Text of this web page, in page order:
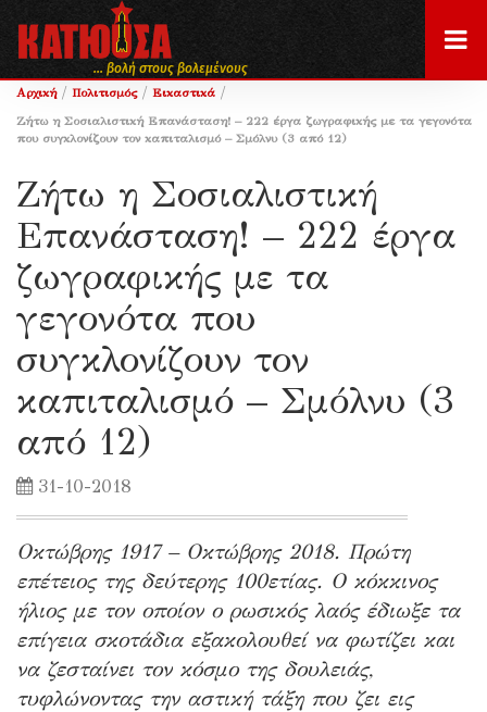
... βολή στους βολεμένους
Αρχική / Πολιτισμός / Εικαστικά /
Ζήτω η Σοσιαλιστική Επανάσταση! – 222 έργα ζωγραφικής με τα γεγονότα
που συγκλονίζουν τον καπιταλισμό – Σμόλνυ (3 από 12)
Ζήτω η Σοσιαλιστική
Επανάσταση! – 222 έργα
ζωγραφικής με τα
γεγονότα που
συγκλονίζουν τον
καπιταλισμό – Σμόλνυ (3
από 12)
31-10-2018
Οκτώβρης 1917 – Οκτώβρης 2018. Πρώτη
επέτειος της δεύτερης 100ετίας. Ο κόκκινος
ήλιος με τον οποίον ο ρωσικός λαός έδιωξε τα
επίγεια σκοτάδια εξακολουθεί να φωτίζει και
να ζεσταίνει τον κόσμο της δουλειάς,
τυφλώνοντας την αστική τάξη που ζει εις